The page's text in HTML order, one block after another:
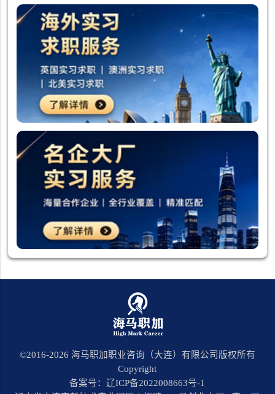
©2016-2026 海马职加职业咨询（大连）有限公司版权所有
Copyright
备案号：辽ICP备2022008663号-1